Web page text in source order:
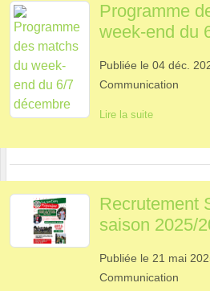
Programme
week-end du
Publiée le 04 déc.
Communication
Lire la suite
Recrutement
saison 2025/
Publiée le 21 mai
Communication